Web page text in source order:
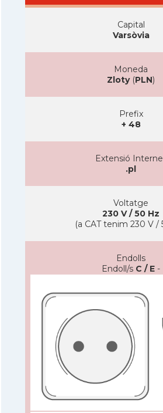
Capital
Varsòvia
Moneda
Zloty(PLN)
Prefix
+ 48
Extensió
.pl
Voltatge
230 V / 50 Hz
(a CAT tenim 230 V /
Endolls
Endoll/s C / E -